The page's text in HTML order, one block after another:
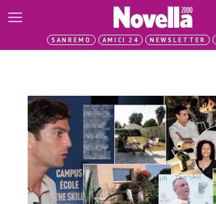
SANREMO AMICI 24 NEWSLETTER